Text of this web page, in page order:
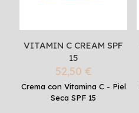
VITAMIN C CREAM SPF
15
52,50 €
Crema con Vitamina C - Piel
Seca SPF 15